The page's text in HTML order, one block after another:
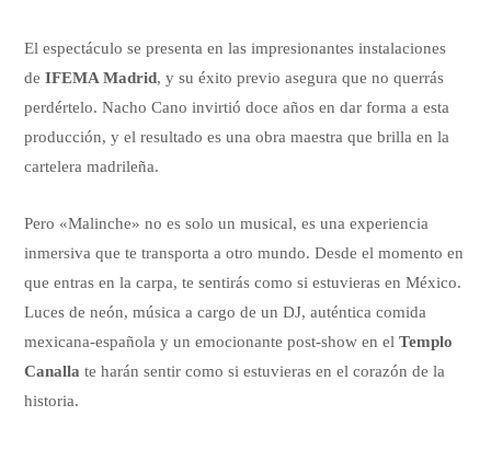
El espectáculo se presenta en las impresionantes instalaciones
deIFEMA Madrid, y su éxito previo asegura que no querrás
perdértelo. Nacho Cano invirtió doce años en dar forma a esta
producción, y el resultado es una obra maestra que brilla en la
cartelera madrileña.
Pero «Malinche» no es solo un musical, es una experiencia
inmersiva que te transporta a otro mundo. Desde el momento en
que entras en la carpa, te sentirás como si estuvieras en México.
Luces de neón, música a cargo de un DJ, auténtica comida
mexicana-española y un emocionante post-show en elTemplo
Canalla te harán sentir como si estuvieras en el corazón de la
historia.